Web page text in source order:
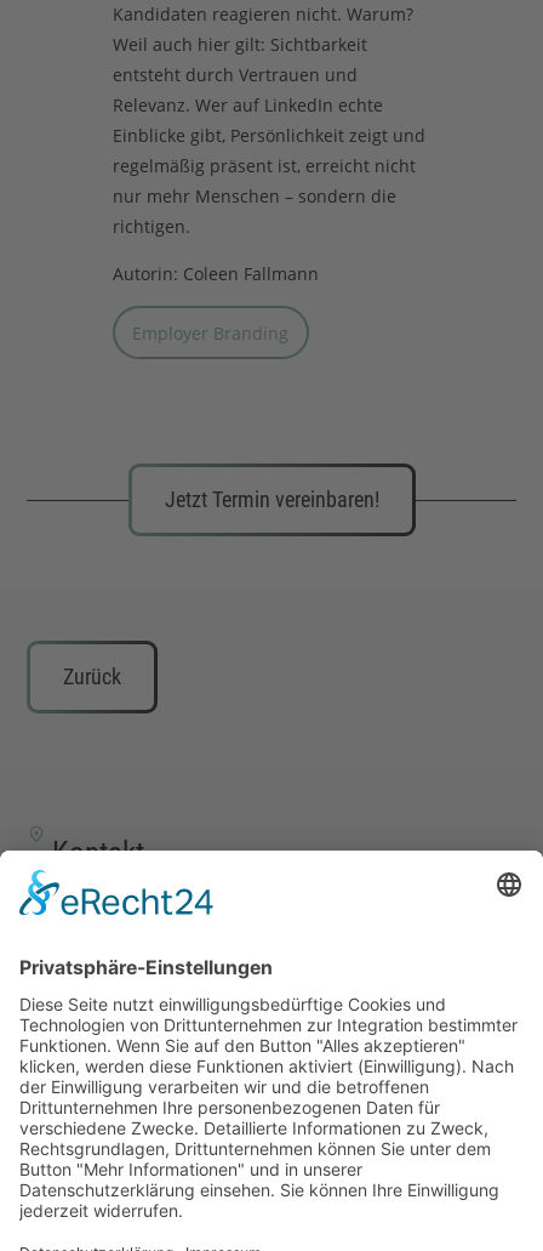
Kandidaten reagieren nicht. Warum?
Weil auch hier gilt: Sichtbarkeit
entsteht durch Vertrauen und
Relevanz. Wer auf LinkedIn echte
Einblicke gibt, Persönlichkeit zeigt und
regelmäßig präsent ist, erreicht nicht
nur mehr Menschen – sondern die
richtigen.
Autorin: Coleen Fallmann
Employer Branding
Jetzt Termin vereinbaren!
Zurück
Kontakt
TALENTSCOUT CONSULTING GmbH
57258 Freudenberg
+49 (0) 15117609865
office(at)talentscout.de
Social